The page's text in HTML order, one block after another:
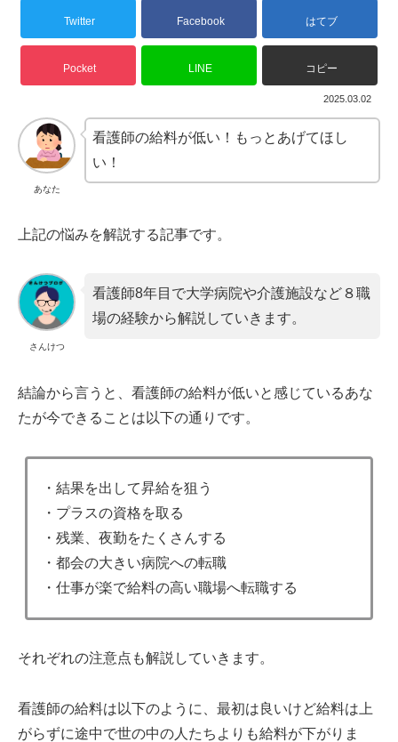
Twitter Facebook はてブ
Pocket LINE コピー
2025.03.02
あなた
看護師の給料が低い！もっとあげてほし
い！
上記の悩みを解説する記事です。
さんけつ
看護師8年目で大学病院や介護施設など８職
場の経験から解説していきます。
結論から言うと、看護師の給料が低いと感じているあな
たが今できることは以下の通りです。
・結果を出して昇給を狙う
・プラスの資格を取る
・残業、夜勤をたくさんする
・都会の大きい病院への転職
・仕事が楽で給料の高い職場へ転職する
それぞれの注意点も解説していきます。
看護師の給料は以下のように、最初は良いけど給料は上
がらずに途中で世の中の人たちよりも給料が下がりま